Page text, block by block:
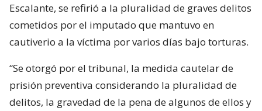
Escalante, se refirió a la pluralidad de graves delitos
cometidos por el imputado que mantuvo en
cautiverio a la víctima por varios días bajo torturas.
“Se otorgó por el tribunal, la medida cautelar de
prisión preventiva considerando la pluralidad de
delitos, la gravedad de la pena de algunos de ellos y